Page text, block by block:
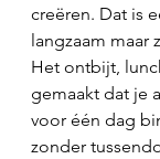
creëren. Dat is
langzaam maar
Het ontbijt,
gemaakt dat je
voor één dag
zonder